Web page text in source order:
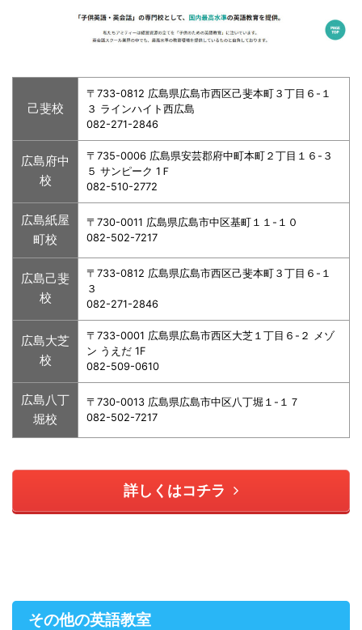
己斐校
〒733-0812 広島県広島市西区己斐本町３丁目６-１
３ ラインハイト西広島
082-271-2846
広島府中
校
〒735-0006 広島県安芸郡府中町本町２丁目１６-３
５ サンピーク 1Ｆ
082-510-2772
広島紙屋
町校
〒730-0011 広島県広島市中区基町１１-１０
082-502-7217
広島己斐
校
〒733-0812 広島県広島市西区己斐本町３丁目６-１
３
082-271-2846
広島大芝
校
〒733-0001 広島県広島市西区大芝１丁目６-２ メゾ
ン うえだ 1F
082-509-0610
広島八丁
堀校
〒730-0013 広島県広島市中区八丁堀１-１７
082-502-7217
詳しくはコチラ
その他の英語教室